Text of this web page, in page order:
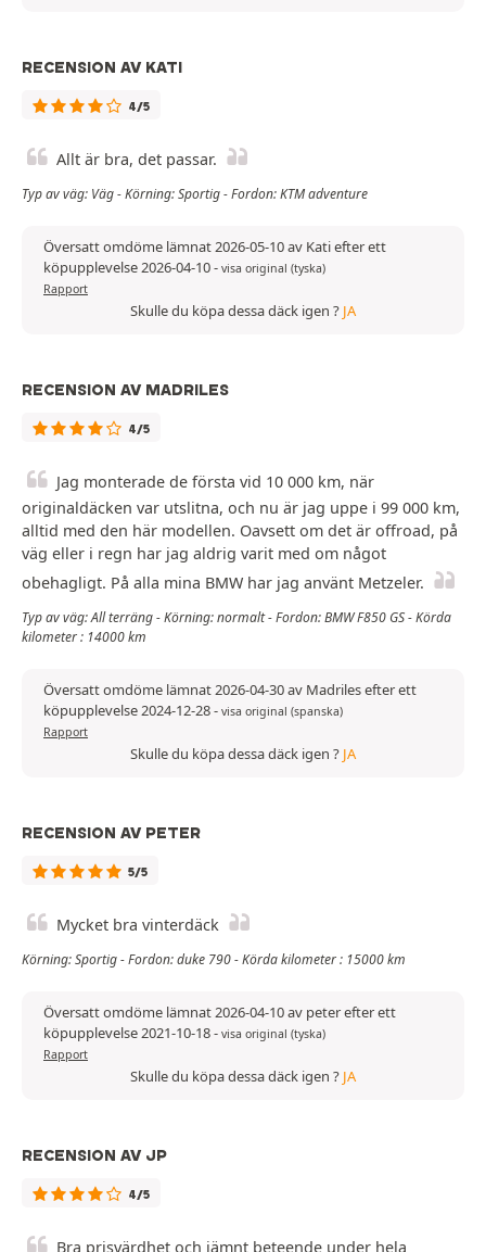
RECENSION AV KATI
4/5
Allt är bra, det passar.
Typ av väg: Väg - Körning: Sportig - Fordon: KTM adventure
Översatt omdöme lämnat 2026-05-10 av Kati efter ett
köpupplevelse 2026-04-10- visa original (tyska)
Rapport
Skulle du köpa dessa däck igen ? JA
RECENSION AV MADRILES
4/5
Jag monterade de första vid 10 000 km, när
originaldäcken var utslitna, och nu är jag uppe i 99 000 km,
alltid med den här modellen. Oavsett om det är offroad, på
väg eller i regn har jag aldrig varit med om något
obehagligt. På alla mina BMW har jag använt Metzeler.
Typ av väg: All terräng - Körning: normalt - Fordon: BMW F850 GS - Körda
kilometer : 14000 km
Översatt omdöme lämnat 2026-04-30 av Madriles efter ett
köpupplevelse 2024-12-28- visa original (spanska)
Rapport
Skulle du köpa dessa däck igen ? JA
RECENSION AV PETER
5/5
Mycket bra vinterdäck
Körning: Sportig - Fordon: duke 790 - Körda kilometer : 15000 km
Översatt omdöme lämnat 2026-04-10 av peter efter ett
köpupplevelse 2021-10-18- visa original (tyska)
Rapport
Skulle du köpa dessa däck igen ? JA
RECENSION AV JP
4/5
Bra prisvärdhet och jämnt beteende under hela